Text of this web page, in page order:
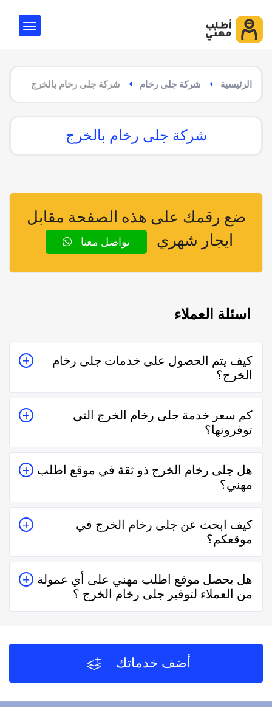
الرئيسية شركة جلى رخام شركة جلى رخام بالخرج
شركة جلى رخام بالخرج
ضع رقمك على هذه الصفحة مقابل
ايجار شهري
تواصل معنا
اسئلة العملاء
كيف يتم الحصول على خدمات جلى رخام
الخرج؟
يتم الحصول على خدمات جلى رخام الخرج من خلال
التواصل معه إما على الواتساب أو تليفونياً وطلب الخدمة
منه بعمل زيارة للمكان أو تقدير سعر الخدمة قبل الزيارة
والإتفاق.
كم سعر خدمة جلى رخام الخرج التي
توفرونها؟
تختلف اسعار خدمات جلى رخام الخرج وفقاً لعدة عناصر
منها قرب المسافة وحجم العمل وتوقيته وهل هو عمل
مستعجل أم لا.
هل جلى رخام الخرج ذو ثقة في موقع اطلب
مهني؟
نعم جلى رخام الخرج في موقع اطلب مهني ذو ثقة في
التعامل فكل الفنيين والشركات يتم تقييمهم من عملاء
حقيقيين وهذا يدل على جودة الخدمة.
كيف ابحث عن جلى رخام الخرج في
موقعكم؟
يُمكنك البحث عن جلى رخام الخرج في موقعنا من خلال
تحديد المنطقة ثم تحديد المهنة وإختيار الفني الأقرب إليك
والأفضل تقييماً فموقع اطلب مهني يعتمد على تقييم الفنيين
والشركات من خلال العملاء بعد كل زيارة لهم.
هل يحصل موقع اطلب مهني على أي عمولة
من العملاء لتوفير جلى رخام الخرج ؟
أضف خدماتك